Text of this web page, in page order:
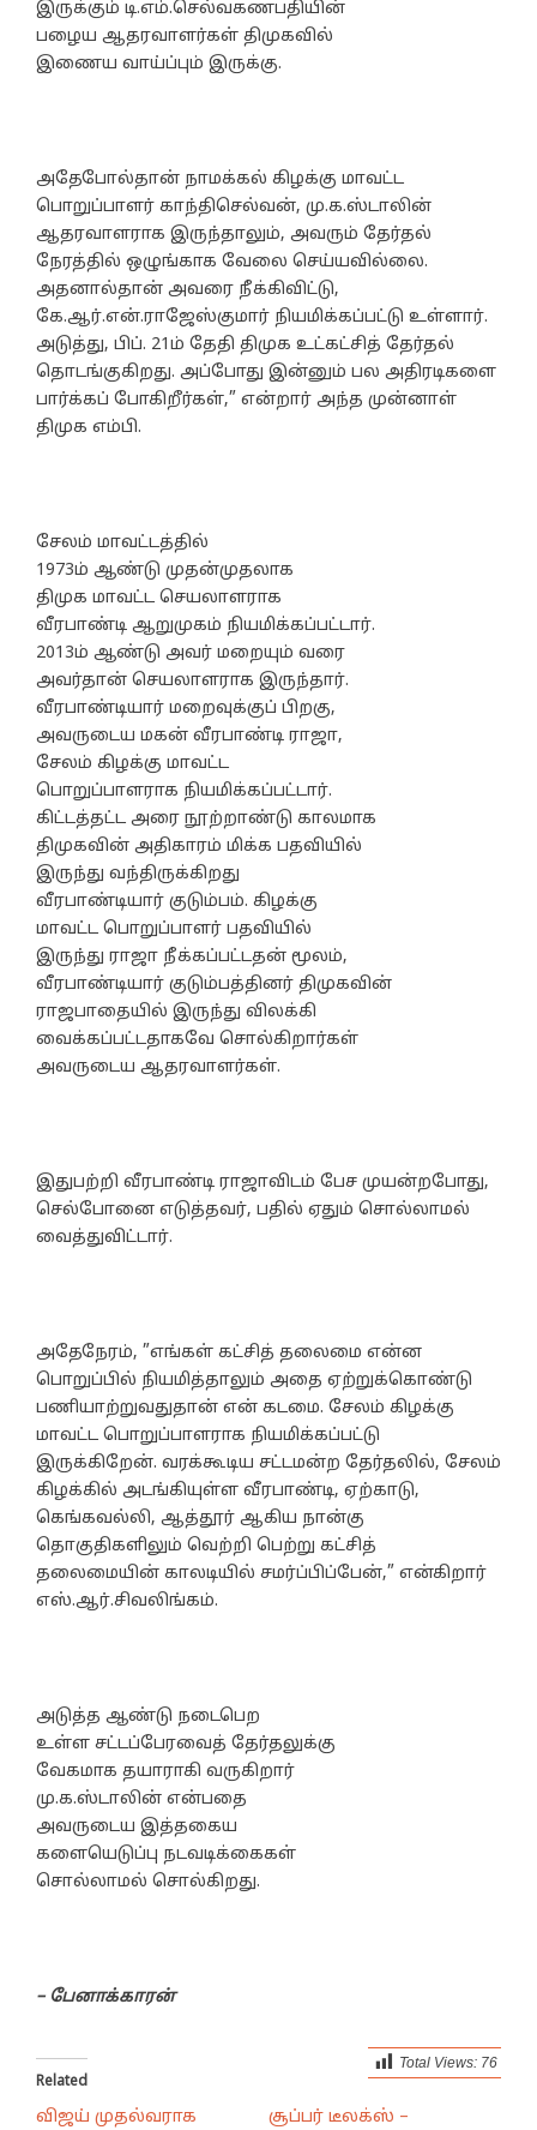
இருக்கும் டி.எம்.செல்வகணபதியின்
பழைய ஆதரவாளர்கள் திமுகவில்
இணைய வாய்ப்பும் இருக்கு.
அதேபோல்தான் நாமக்கல் கிழக்கு மாவட்ட
பொறுப்பாளர் காந்திசெல்வன், மு.க.ஸ்டாலின்
ஆதரவாளராக இருந்தாலும், அவரும் தேர்தல்
நேரத்தில் ஒழுங்காக வேலை செய்யவில்லை.
அதனால்தான் அவரை நீக்கிவிட்டு,
கே.ஆர்.என்.ராஜேஸ்குமார் நியமிக்கப்பட்டு உள்ளார்.
அடுத்து, பிப். 21ம் தேதி திமுக உட்கட்சித் தேர்தல்
தொடங்குகிறது. அப்போது இன்னும் பல அதிரடிகளை
பார்க்கப் போகிறீர்கள்,” என்றார் அந்த முன்னாள்
திமுக எம்பி.
சேலம் மாவட்டத்தில்
1973ம் ஆண்டு முதன்முதலாக
திமுக மாவட்ட செயலாளராக
வீரபாண்டி ஆறுமுகம் நியமிக்கப்பட்டார்.
2013ம் ஆண்டு அவர் மறையும் வரை
அவர்தான் செயலாளராக இருந்தார்.
வீரபாண்டியார் மறைவுக்குப் பிறகு,
அவருடைய மகன் வீரபாண்டி ராஜா,
சேலம் கிழக்கு மாவட்ட
பொறுப்பாளராக நியமிக்கப்பட்டார்.
கிட்டத்தட்ட அரை நூற்றாண்டு காலமாக
திமுகவின் அதிகாரம் மிக்க பதவியில்
இருந்து வந்திருக்கிறது
வீரபாண்டியார் குடும்பம். கிழக்கு
மாவட்ட பொறுப்பாளர் பதவியில்
இருந்து ராஜா நீக்கப்பட்டதன் மூலம்,
வீரபாண்டியார் குடும்பத்தினர் திமுகவின்
ராஜபாதையில் இருந்து விலக்கி
வைக்கப்பட்டதாகவே சொல்கிறார்கள்
அவருடைய ஆதரவாளர்கள்.
இதுபற்றி வீரபாண்டி ராஜாவிடம் பேச முயன்றபோது,
செல்போனை எடுத்தவர், பதில் ஏதும் சொல்லாமல்
வைத்துவிட்டார்.
அதேநேரம், ”எங்கள் கட்சித் தலைமை என்ன
பொறுப்பில் நியமித்தாலும் அதை ஏற்றுக்கொண்டு
பணியாற்றுவதுதான் என் கடமை. சேலம் கிழக்கு
மாவட்ட பொறுப்பாளராக நியமிக்கப்பட்டு
இருக்கிறேன். வரக்கூடிய சட்டமன்ற தேர்தலில், சேலம்
கிழக்கில் அடங்கியுள்ள வீரபாண்டி, ஏற்காடு,
கெங்கவல்லி, ஆத்தூர் ஆகிய நான்கு
தொகுதிகளிலும் வெற்றி பெற்று கட்சித்
தலைமையின் காலடியில் சமர்ப்பிப்பேன்,” என்கிறார்
எஸ்.ஆர்.சிவலிங்கம்.
அடுத்த ஆண்டு நடைபெற
உள்ள சட்டப்பேரவைத் தேர்தலுக்கு
வேகமாக தயாராகி வருகிறார்
மு.க.ஸ்டாலின் என்பதை
அவருடைய இத்தகைய
களையெடுப்பு நடவடிக்கைகள்
சொல்லாமல் சொல்கிறது.
– பேனாக்காரன்
Total Views: 76
Related
விஜய் முதல்வராக
சூப்பர் டீலக்ஸ் –